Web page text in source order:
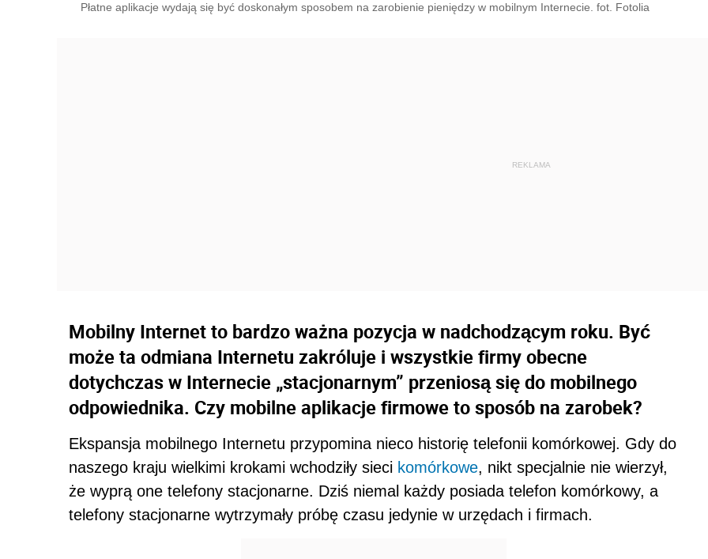
Płatne aplikacje wydają się być doskonałym sposobem na zarobienie pieniędzy w mobilnym Internecie. fot. Fotolia
Mobilny Internet to bardzo ważna pozycja w nadchodzącym roku. Być
może ta odmiana Internetu zakróluje i wszystkie firmy obecne
dotychczas w Internecie „stacjonarnym” przeniosą się do mobilnego
odpowiednika. Czy mobilne aplikacje firmowe to sposób na zarobek?
Ekspansja mobilnego Internetu przypomina nieco historię telefonii komórkowej. Gdy do
naszego kraju wielkimi krokami wchodziły sieci komórkowe, nikt specjalnie nie wierzył,
że wyprą one telefony stacjonarne. Dziś niemal każdy posiada telefon komórkowy, a
telefony stacjonarne wytrzymały próbę czasu jedynie w urzędach i firmach.